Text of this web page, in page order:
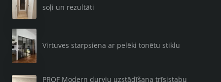
soļi un rezultāti
Virtuves starpsiena ar pelēki tonētu stiklu
PROF Modern durvju uzstādīšana trīsistabu